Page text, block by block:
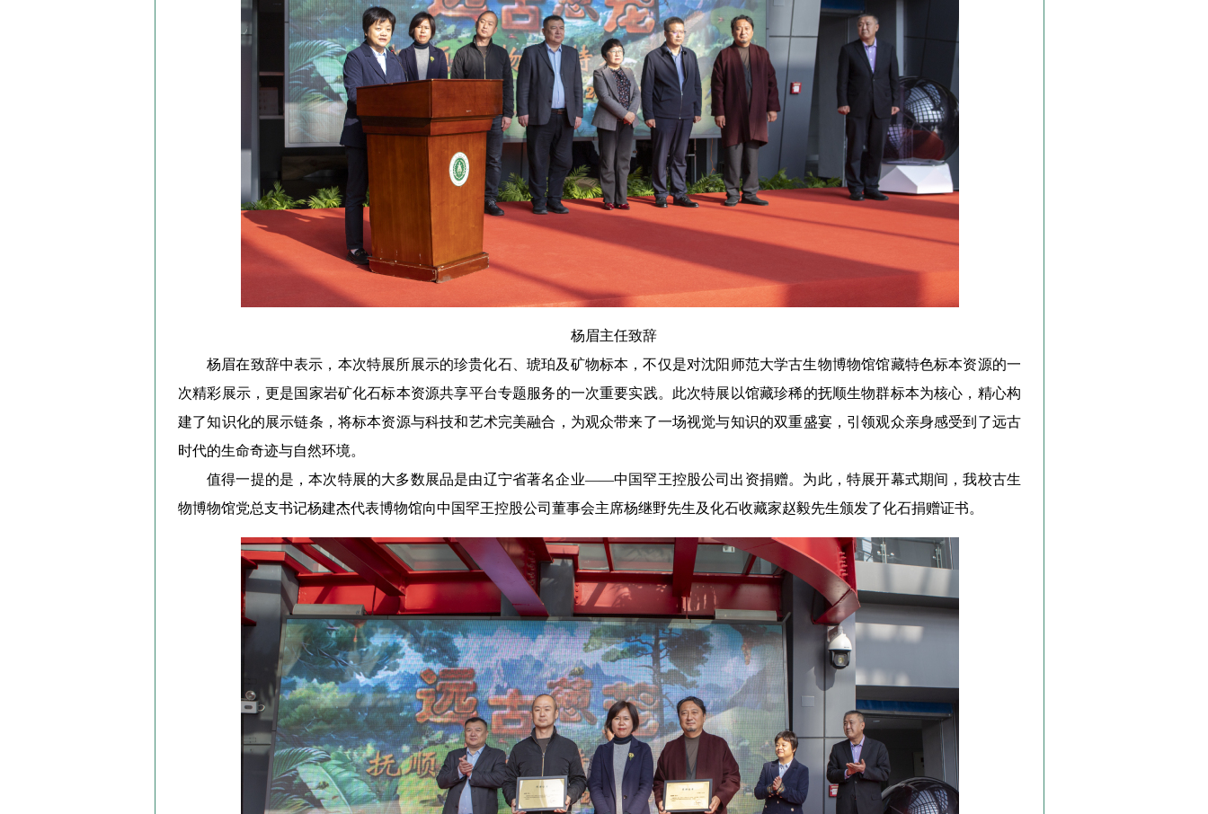
杨眉主任致辞
杨眉在致辞中表示，本次特展所展示的珍贵化石、琥珀及矿物标本，不仅是对沈阳师范大学古生物博物馆馆藏特色标本资源的一
次精彩展示，更是国家岩矿化石标本资源共享平台专题服务的一次重要实践。此次特展以馆藏珍稀的抚顺生物群标本为核心，精心构
建了知识化的展示链条，将标本资源与科技和艺术完美融合，为观众带来了一场视觉与知识的双重盛宴，引领观众亲身感受到了远古
时代的生命奇迹与自然环境。
值得一提的是，本次特展的大多数展品是由辽宁省著名企业——中国罕王控股公司出资捐赠。为此，特展开幕式期间，我校古生
物博物馆党总支书记杨建杰代表博物馆向中国罕王控股公司董事会主席杨继野先生及化石收藏家赵毅先生颁发了化石捐赠证书。